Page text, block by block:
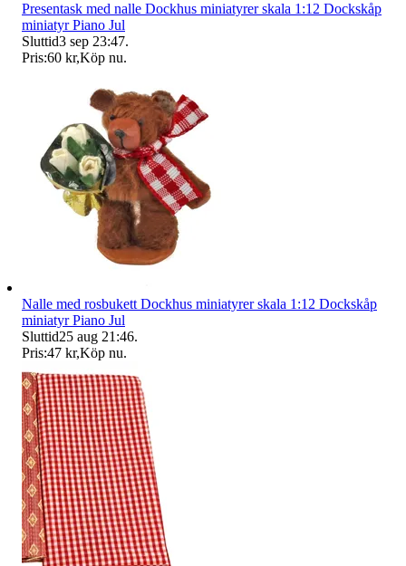
Presentask med nalle Dockhus miniatyrer skala 1:12 Dockskåp
miniatyr Piano Jul
Sluttid3 sep 23:47.
Pris:60 kr,Köp nu.
Nalle med rosbukett Dockhus miniatyrer skala 1:12 Dockskåp
miniatyr Piano Jul
Sluttid25 aug 21:46.
Pris:47 kr,Köp nu.